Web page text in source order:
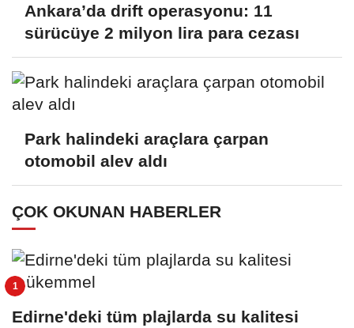
Ankara’da drift operasyonu: 11
sürücüye 2 milyon lira para cezası
Park halindeki araçlara çarpan
otomobil alev aldı
ÇOK OKUNAN HABERLER
Edirne'deki tüm plajlarda su kalitesi